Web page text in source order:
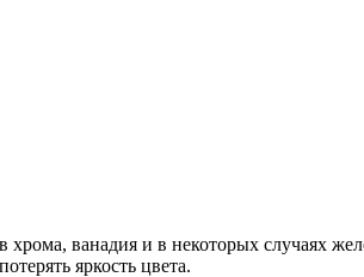
ванадия и в некоторых случаях
яркость цвета.